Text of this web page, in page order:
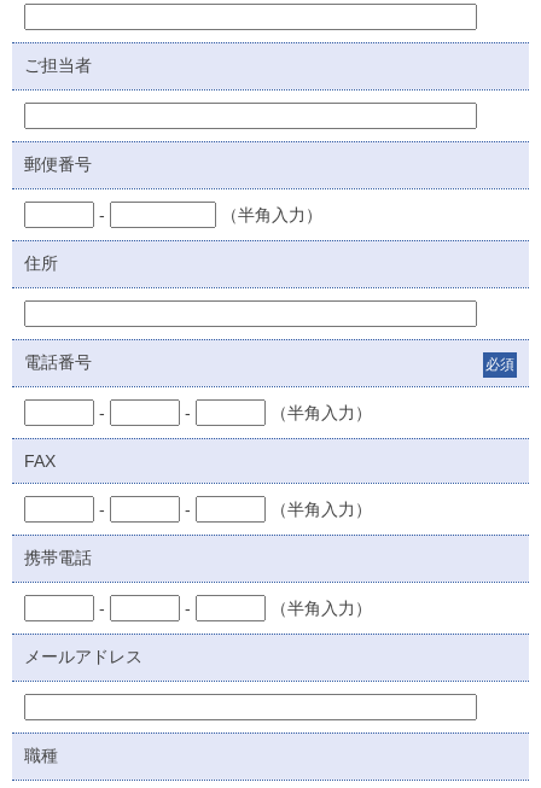
ご担当者
郵便番号
- （半角入力）
住所
電話番号 必須
- - （半角入力）
FAX
- - （半角入力）
携帯電話
- - （半角入力）
メールアドレス
職種